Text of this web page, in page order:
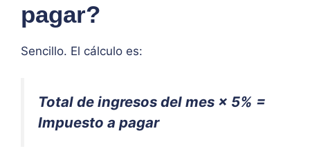
pagar?
Sencillo. El cálculo es:
Total de ingresos del mes × 5% =
Impuesto a pagar